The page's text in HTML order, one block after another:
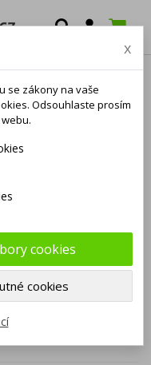

x
se zákony na vaše
Odsouhlaste prosím
cookies
cookies